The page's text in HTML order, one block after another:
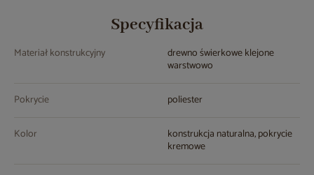
Specyfikacja
Materiał konstrukcyjny drewno świerkowe klejone
warstwowo
Pokrycie poliester
Kolor konstrukcja naturalna, pokrycie
kremowe